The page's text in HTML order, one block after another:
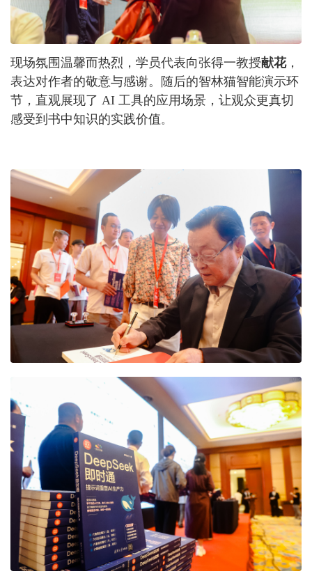
现场氛围温馨而热烈，学员代表向张得一教授献花，
表达对作者的敬意与感谢。随后的智林猫智能演示环
节，直观展现了 AI 工具的应用场景，让观众更真切
感受到书中知识的实践价值。